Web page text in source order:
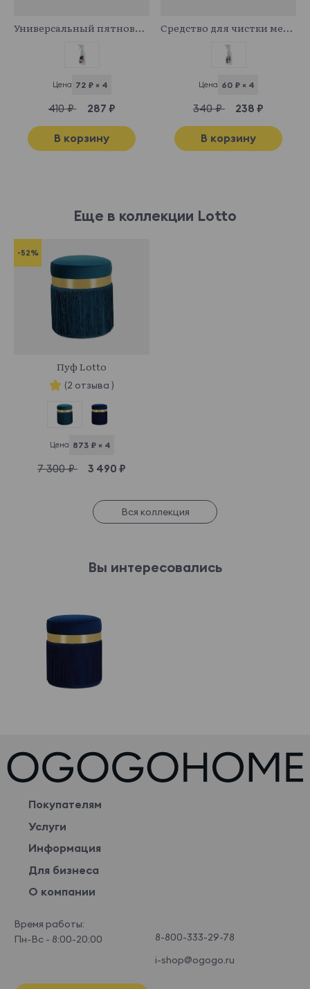
Универсальный пятновыводитель
Цена 72 ₽ × 4
410 ₽ 287 ₽
В корзину
Средство для чистки мебельных тканей
Цена 60 ₽ × 4
340 ₽ 238 ₽
В корзину
Еще в коллекции Lotto
-52%
Пуф Lotto
(2 отзыва )
Цена 873 ₽ × 4
7 300 ₽ 3 490 ₽
Вся коллекция
Вы интересовались
Покупателям
Услуги
Информация
Для бизнеса
О компании
Время работы:
Пн-Вс - 8:00-20:00
8-800-333-29-78
i-shop@ogogo.ru